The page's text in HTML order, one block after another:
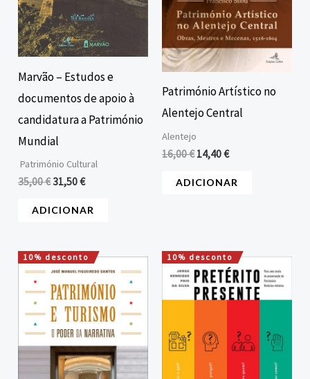
Marvão – Estudos e
documentos de apoio à
candidatura a Património
Mundial
Património Cultural
35,00€31,50€
ADICIONAR
Património Artístico no
Alentejo Central
Alentejo
16,00€ 14,40€
ADICIONAR
10% desconto
O
preço
original
era:
15,00 €.
O
preço
atual
é:
13,50 €.
10% desconto
O
preço
original
era:
O
preço
atual
é: